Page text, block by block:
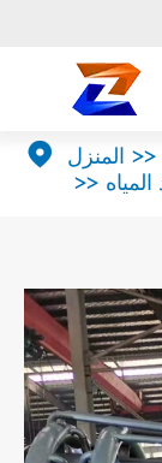
 المنزل
المياه